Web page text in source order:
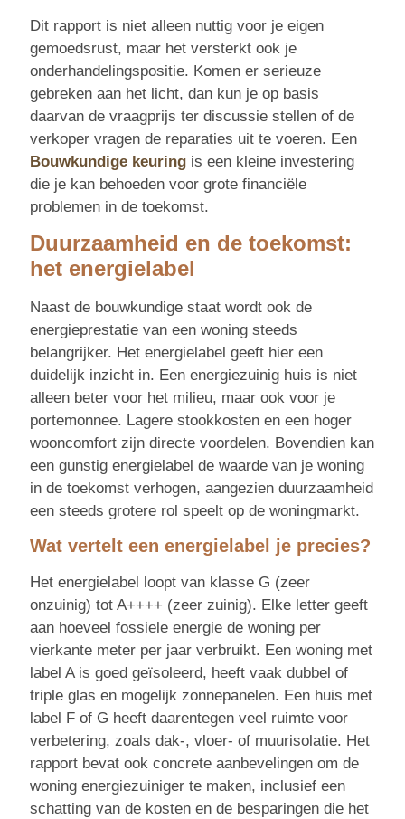
Dit rapport is niet alleen nuttig voor je eigen
gemoedsrust, maar het versterkt ook je
onderhandelingspositie. Komen er serieuze
gebreken aan het licht, dan kun je op basis
daarvan de vraagprijs ter discussie stellen of de
verkoper vragen de reparaties uit te voeren. Een
Bouwkundige keuringis een kleine investering
die je kan behoeden voor grote financiële
problemen in de toekomst.
Duurzaamheid en de toekomst:
het energielabel
Naast de bouwkundige staat wordt ook de
energieprestatie van een woning steeds
belangrijker. Het energielabel geeft hier een
duidelijk inzicht in. Een energiezuinig huis is niet
alleen beter voor het milieu, maar ook voor je
portemonnee. Lagere stookkosten en een hoger
wooncomfort zijn directe voordelen. Bovendien kan
een gunstig energielabel de waarde van je woning
in de toekomst verhogen, aangezien duurzaamheid
een steeds grotere rol speelt op de woningmarkt.
Wat vertelt een energielabel je precies?
Het energielabel loopt van klasse G (zeer
onzuinig) tot A++++ (zeer zuinig). Elke letter geeft
aan hoeveel fossiele energie de woning per
vierkante meter per jaar verbruikt. Een woning met
label A is goed geïsoleerd, heeft vaak dubbel of
triple glas en mogelijk zonnepanelen. Een huis met
label F of G heeft daarentegen veel ruimte voor
verbetering, zoals dak-, vloer- of muurisolatie. Het
rapport bevat ook concrete aanbevelingen om de
woning energiezuiniger te maken, inclusief een
schatting van de kosten en de besparingen die het